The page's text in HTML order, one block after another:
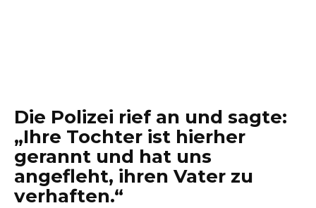
Die Polizei rief an und sagte:
„Ihre Tochter ist hierher
gerannt und hat uns
angefleht, ihren Vater zu
verhaften.“